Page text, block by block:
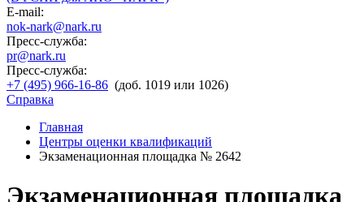
E-mail:
nok-nark@nark.ru
Пресс-служба:
pr@nark.ru
Пресс-служба:
+7 (495) 966-16-86 (доб. 1019 или 1026)
Справка
Главная
Центры оценки квалификаций
Экзаменационная площадка № 2642
Экзаменационная площадка